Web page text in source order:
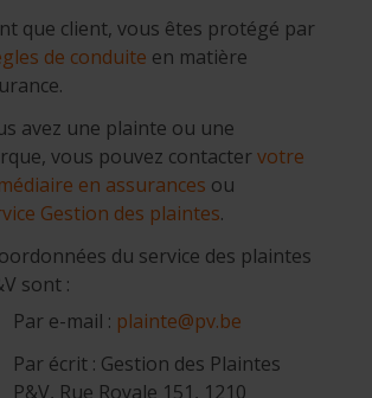
que client, vous êtes protégé par
de conduite en matière
avez une plainte ou une
vous pouvez contactervotre
en assurances ou
Gestion des plaintes.
du service des plaintes
sont :
Par e-mail : plainte@pv.be
Par écrit : Gestion des Plaintes
P&V, Rue Royale 151, 1210